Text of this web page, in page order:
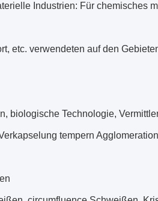
Industrien: Für chemisches
etc. verwendeten auf den
biologische Technologie,
tempern